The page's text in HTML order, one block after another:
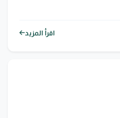
اقرأ المزيد